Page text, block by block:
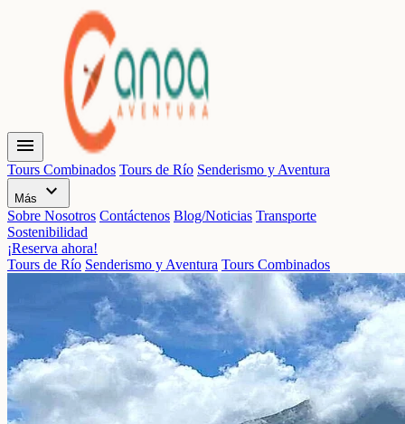
menu
Tours Combinados Tours de Río Senderismo y Aventura
Más expand_more
Sobre Nosotros Contáctenos Blog/Noticias Transporte
Sostenibilidad
¡Reserva ahora!
Tours de Río Senderismo y Aventura Tours Combinados